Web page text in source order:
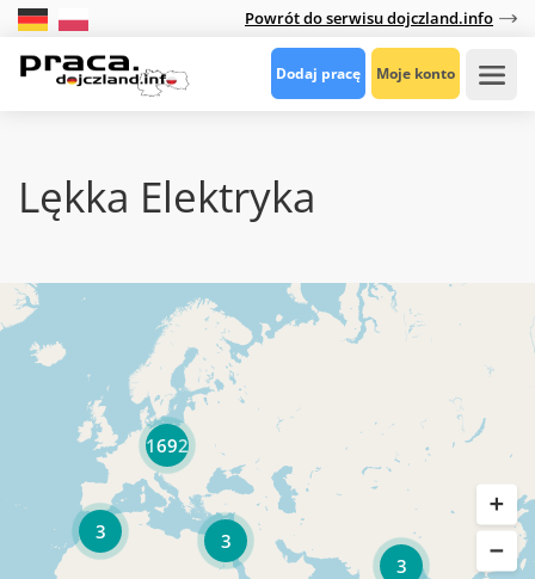
Powrót do serwisu dojczland.info
Dodaj pracę Moje konto
Lękka Elektryka
3
3
3
1692